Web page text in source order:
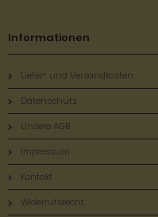
Informationen
Liefer- und Versandkosten
Datenschutz
Unsere AGB
Impressum
Kontakt
Widerrufsrecht